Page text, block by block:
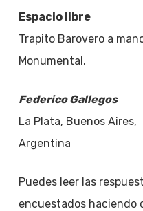
Espacio libre
Trapito Barovero a
Monumental.
Federico Gallegos
La Plata, Buenos Aires,
Argentina
Puedes leer las
encuestados haciendo